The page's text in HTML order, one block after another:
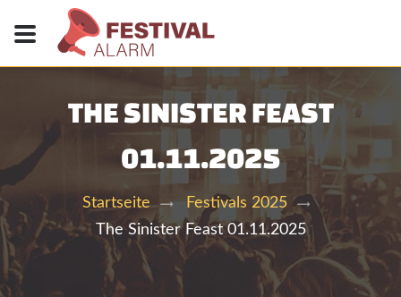
THE SINISTER FEAST
01.11.2025
Startseite
Festivals 2025
The Sinister Feast 01.11.2025